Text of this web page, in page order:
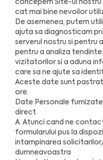
cat mai bine nevoilor
De asemenea, putem
ajuta sa diagnosticam
serverul nostru si pentru
pentru a analiza
vizitatorilor si a aduna
care sa ne ajute sa
Aceste date sunt
ore.
Date Personale
direct
A. Atunci cand ne
formularului pus la
intampinarea
dumneavoastra